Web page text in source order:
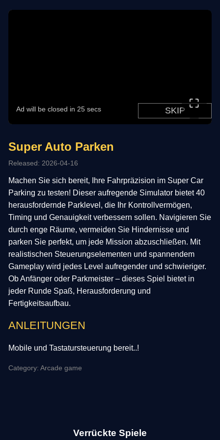
⛶
Super Auto Parken
Released: 2026-04-16
Machen Sie sich bereit, Ihre Fahrpräzision im Super Car
Parking zu testen! Dieser aufregende Simulator bietet 40
herausfordernde Parklevel, die Ihr Kontrollvermögen,
Timing und Genauigkeit verbessern sollen. Navigieren Sie
durch enge Räume, vermeiden Sie Hindernisse und
parken Sie perfekt, um jede Mission abzuschließen. Mit
realistischen Steuerungselementen und spannendem
Gameplay wird jedes Level aufregender und schwieriger.
Ob Anfänger oder Parkmeister – dieses Spiel bietet in
jeder Runde Spaß, Herausforderung und
Fertigkeitsaufbau.
ANLEITUNGEN
Mobile und Tastatursteuerung bereit..!
Category: Arcade game
Verrückte Spiele